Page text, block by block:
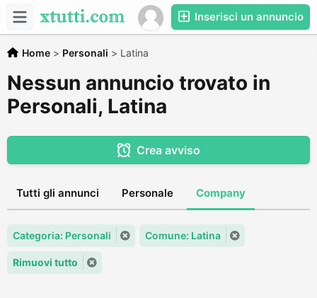
Inserisci un annuncio
Home > Personali > Latina
Nessun annuncio trovato in
Personali, Latina
Crea avviso
Tutti gli annunci Personale Company
Categoria: Personali Comune: Latina
Rimuovi tutto